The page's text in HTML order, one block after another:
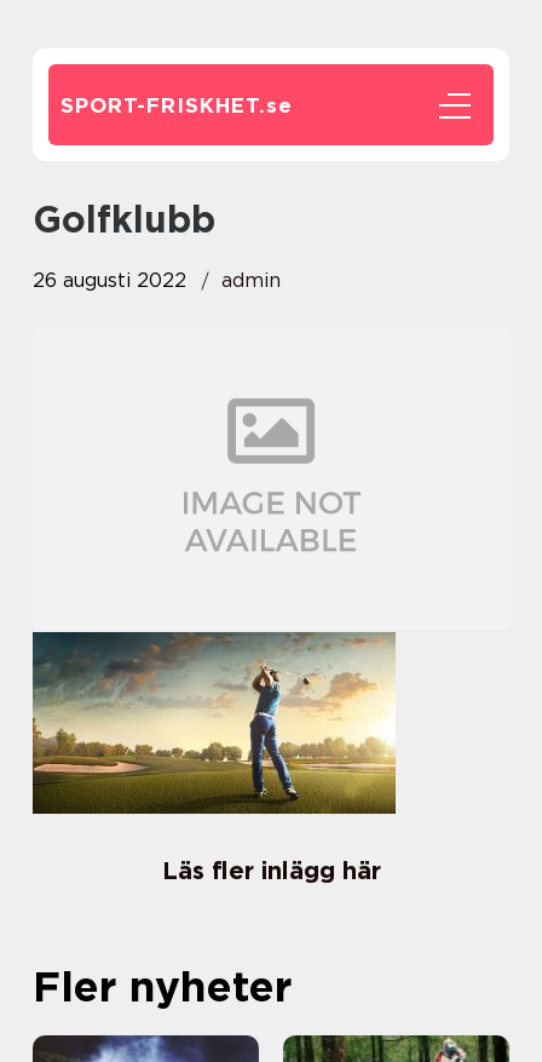
SPORT-FRISKHET.se
Golfklubb
26 augusti 2022 admin
Läs fler inlägg här
Fler nyheter